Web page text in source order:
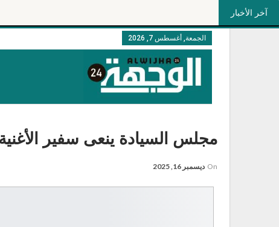
آخر الأخبار
الجمعة, أغسطس 7, 2026
مجلس السيادة ينعى سفير
On ديسمبر 16, 2025